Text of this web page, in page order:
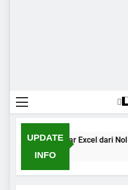
UPDATE
INFO
MS Excel: Belajar Excel dari Nol